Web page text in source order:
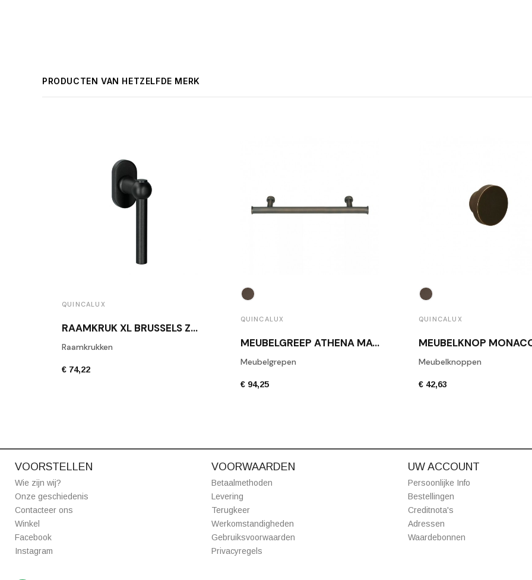
PRODUCTEN VAN HETZELFDE MERK
QUINCALUX
RAAMKRUK XL BRUSSELS ZWART TEXTUUR
Raamkrukken
€ 74,22
QUINCALUX
MEUBELGREEP ATHENA MAT BRONS
Meubelgrepen
€ 94,25
QUINCALUX
Meubelknoppen
€ 42,63
VOORSTELLEN
Wie zijn wij?
Onze geschiedenis
Contacteer ons
Winkel
Facebook
Instagram
VOORWAARDEN
Betaalmethoden
Levering
Terugkeer
Werkomstandigheden
Gebruiksvoorwaarden
Privacyregels
UW ACCOUNT
Persoonlijke Info
Bestellingen
Creditnota's
Adressen
Waardebonnen